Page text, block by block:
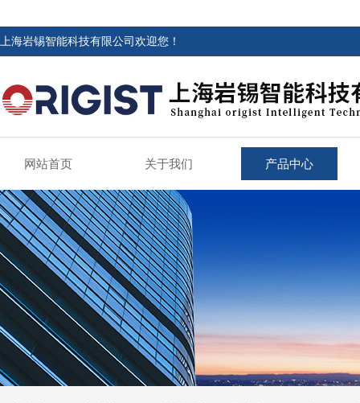
上海岩锡智能科技有限公司欢迎您！
网站首页 关于我们 产品中心